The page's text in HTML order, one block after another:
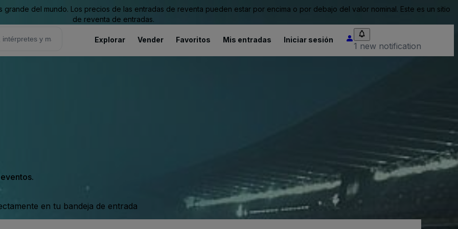
del mundo. Los precios de las entradas de reventa pueden estar por encima o por debajo del valor nominal. Este es un sitio
de reventa de entradas.
Explorar Vender Favoritos Mis entradas Iniciar sesión
1 new notification
en tu bandeja de entrada